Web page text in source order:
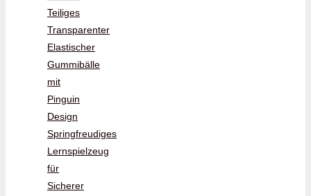
Teiliges
Transparenter
Elastischer
Gummibälle
mit
Pinguin
Design
Springfreudiges
Lernspielzeug
für
Sicherer